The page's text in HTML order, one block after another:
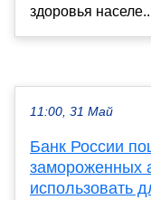
здоровья
11:00, 31 Май
Банк России
замороженных
использовать